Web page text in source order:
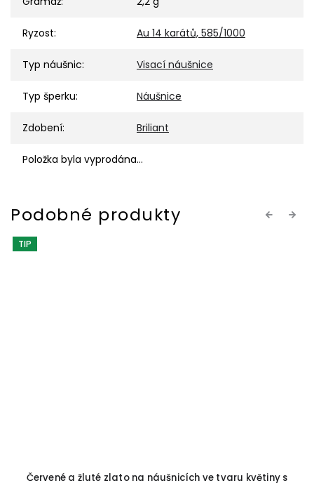
Ryzost: Au 14 karátů, 585/1000
Typ náušnic: Visací náušnice
Typ šperku: Náušnice
Zdobení: Briliant
Položka byla vyprodána…
Previous
TIP
Červené a žluté zlato na náušnicích ve tvaru květiny s
Next